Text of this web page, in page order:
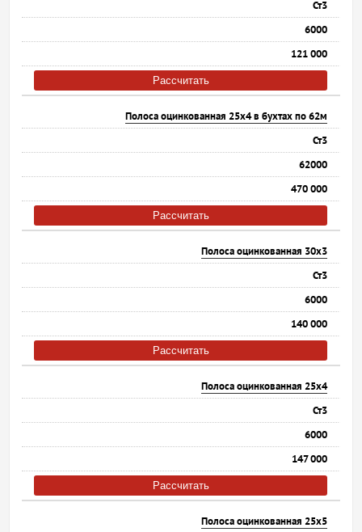
Ст3
6000
121 000
Рассчитать
Полоса оцинкованная 25х4 в бухтах по 62м
Ст3
62000
470 000
Рассчитать
Полоса оцинкованная 30х3
Ст3
6000
140 000
Рассчитать
Полоса оцинкованная 25х4
Ст3
6000
147 000
Рассчитать
Полоса оцинкованная 25х5